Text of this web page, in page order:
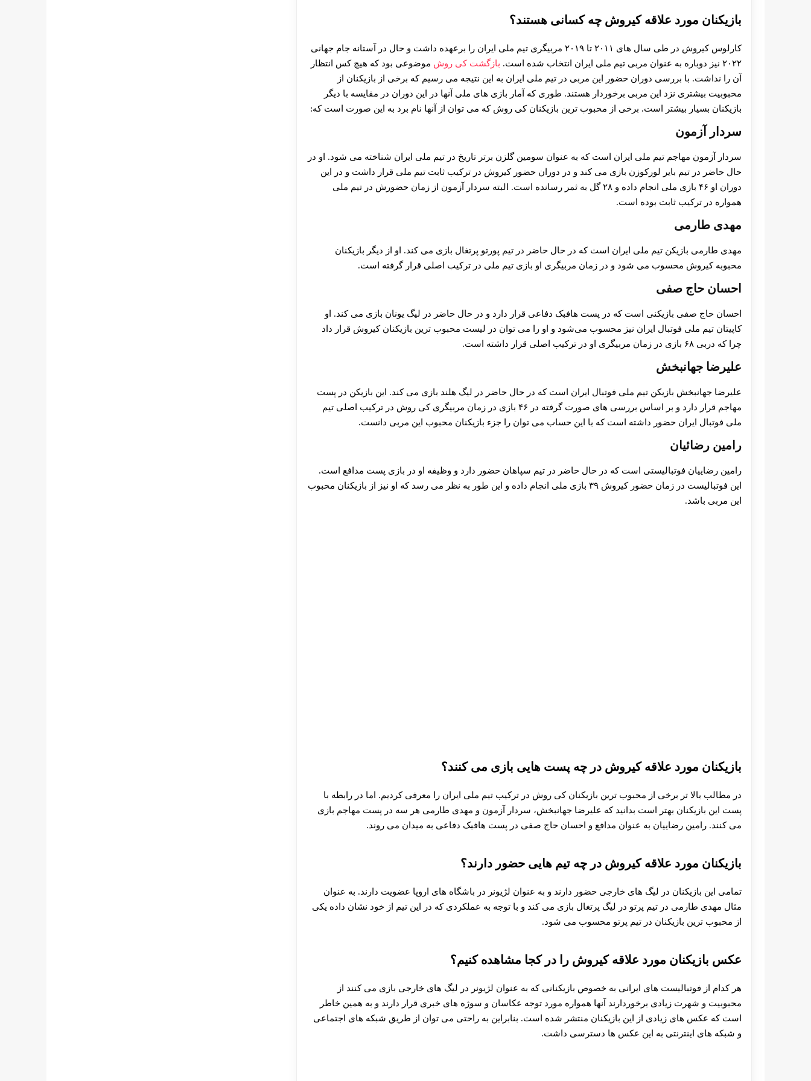
بازیکنان مورد علاقه کیروش چه کسانی هستند؟
کارلوس کیروش در طی سال های ۲۰۱۱ تا ۲۰۱۹ مربیگری تیم ملی ایران را برعهده داشت و حال در آستانه جام جهانی
۲۰۲۲ نیز دوباره به عنوان مربی تیم ملی ایران انتخاب شده است.
بازگشت کی روش موضوعی بود که هیچ کس انتظار
آن را نداشت. با بررسی دوران حضور این مربی در تیم ملی ایران به این نتیجه می رسیم که برخی از بازیکنان از
محبوبیت بیشتری نزد این مربی برخوردار هستند. طوری که آمار بازی های ملی آنها در این دوران در مقایسه با دیگر
بازیکنان بسیار بیشتر است. برخی از محبوب ترین بازیکنان کی روش که می توان از آنها نام برد به این صورت است که:
سردار آزمون
سردار آزمون مهاجم تیم ملی ایران است که به عنوان سومین گلزن برتر تاریخ در تیم ملی ایران شناخته می شود. او در
حال حاضر در تیم بایر لورکوزن بازی می کند و در دوران حضور کیروش در ترکیب ثابت تیم ملی قرار داشت و در این
دوران او ۴۶ بازی ملی انجام داده و ۲۸ گل به ثمر رسانده است. البته سردار آزمون از زمان حضورش در تیم ملی
همواره در ترکیب ثابت بوده است.
مهدی طارمی
مهدی طارمی بازیکن تیم ملی ایران است که در حال حاضر در تیم پورتو پرتغال بازی می کند. او از دیگر بازیکنان
محبوبه کیروش محسوب می شود و در زمان مربیگری او بازی تیم ملی در ترکیب اصلی قرار گرفته است.
احسان حاج صفی
احسان حاج صفی بازیکنی است که در پست هافبک دفاعی قرار دارد و در حال حاضر در لیگ یونان بازی می کند. او
کاپیتان تیم ملی فوتبال ایران نیز محسوب می‌شود و او را می توان در لیست محبوب ترین بازیکنان کیروش قرار داد
چرا که دربی ۶۸ بازی در زمان مربیگری او در ترکیب اصلی قرار داشته است.
علیرضا جهانبخش
علیرضا جهانبخش بازیکن تیم ملی فوتبال ایران است که در حال حاضر در لیگ هلند بازی می کند. این بازیکن در پست
مهاجم قرار دارد و بر اساس بررسی های صورت گرفته در ۴۶ بازی در زمان مربیگری کی روش در ترکیب اصلی تیم
ملی فوتبال ایران حضور داشته است که با این حساب می توان را جزء بازیکنان محبوب این مربی دانست.
رامین رضائیان
رامین رضاییان فوتبالیستی است که در حال حاضر در تیم سپاهان حضور دارد و وظیفه او در بازی پست مدافع است.
این فوتبالیست در زمان حضور کیروش ۳۹ بازی ملی انجام داده و این طور به نظر می رسد که او نیز از بازیکنان محبوب
این مربی باشد.
بازیکنان مورد علاقه کیروش در چه پست هایی بازی می کنند؟
در مطالب بالا تر برخی از محبوب ترین بازیکنان کی ‌روش در ترکیب تیم ملی ایران را معرفی کردیم. اما در رابطه با
پست این بازیکنان بهتر است بدانید که علیرضا جهانبخش، سردار آزمون و مهدی طارمی هر سه در پست مهاجم بازی
می کنند. رامین رضاییان به عنوان مدافع و احسان حاج صفی در پست هافبک دفاعی به میدان می روند.
بازیکنان مورد علاقه کیروش در چه تیم هایی حضور دارند؟
تمامی این بازیکنان در لیگ های خارجی حضور دارند و به عنوان لژیونر در باشگاه های اروپا عضویت دارند. به عنوان
مثال مهدی طارمی در تیم پرتو در لیگ پرتغال بازی می کند و با توجه به عملکردی که در این تیم از خود نشان داده یکی
از محبوب ترین بازیکنان در تیم پرتو محسوب می شود.
عکس بازیکنان مورد علاقه کیروش را در کجا مشاهده کنیم؟
هر کدام از فوتبالیست های ایرانی به خصوص بازیکنانی که به عنوان لژیونر در لیگ های خارجی بازی می کنند از
محبوبیت و شهرت زیادی برخوردارند‌ آنها همواره مورد توجه عکاسان و سوژه‌ های خبری قرار دارند و به همین خاطر
است که عکس های زیادی از این بازیکنان منتشر شده است. بنابراین به راحتی می توان از طریق شبکه های اجتماعی
و شبکه های اینترنتی به این عکس ها دسترسی داشت.